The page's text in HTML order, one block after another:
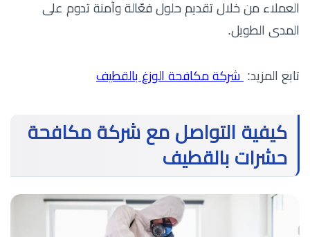
العملاء من خلال تقديم حلول فعّالة وآمنة تدوم على
المدى الطويل.
تابع المزيد: شركة مكافحة الوزغ بالقطيف
كيفية التواصل مع شركة مكافحة
حشرات بالقطيف